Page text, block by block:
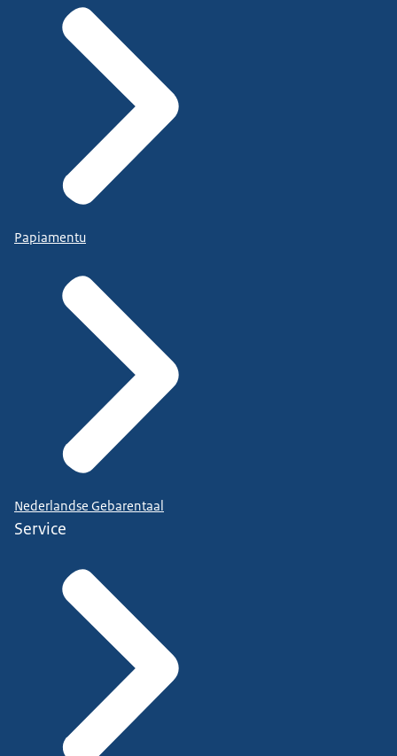
Papiamentu
Nederlandse Gebarentaal
Service